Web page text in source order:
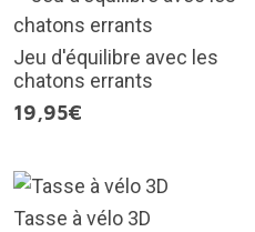
Jeu d'équilibre avec les
chatons errants
19,95€
Tasse à vélo 3D